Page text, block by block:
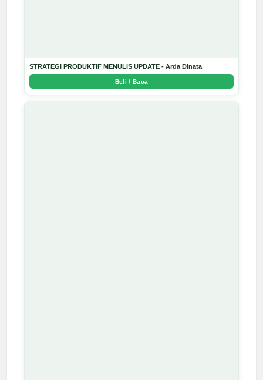
STRATEGI PRODUKTIF MENULIS UPDATE - Arda Dinata
Beli / Baca